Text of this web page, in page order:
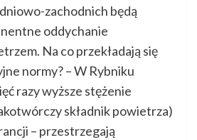
zachodnich będą
oddychanie
Na co przekładają się
normy? – W Rybniku
razy wyższe stężenie
składnik powietrza)
– przestrzegają